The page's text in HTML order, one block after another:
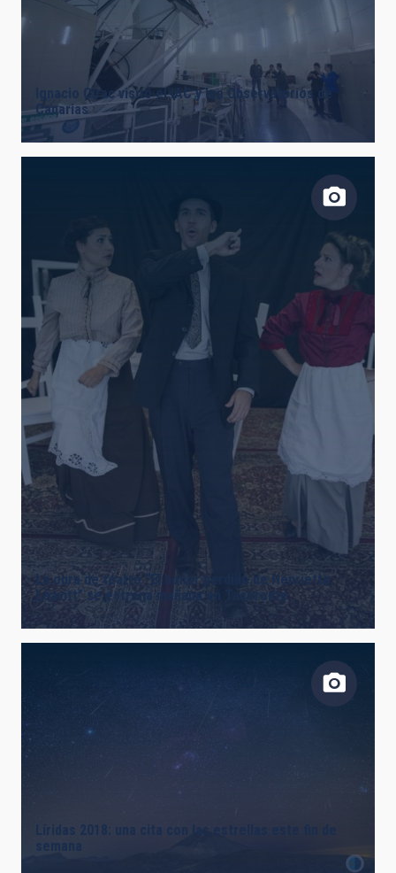
Ignacio Cirac visitó el IAC y los Observatorios de
Canarias
La obra de teatro “El honor perdido de Henrietta
Leavitt” se estrena mañana en Tacoronte
Líridas 2018: una cita con las estrellas este fin de
semana